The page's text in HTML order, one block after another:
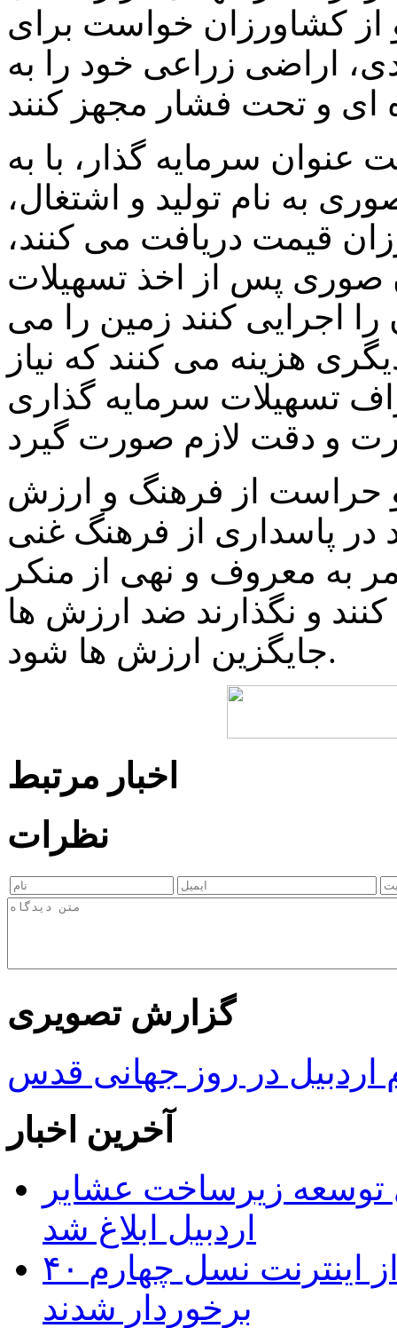
کشاورزان خواست برای
اراضی زراعی خود را به
عنوان سرمایه گذار، با به
به نام تولید و اشتغال،
قیمت دریافت می کنند،
صوری پس از اخذ تسهیلات
اجرایی کنند زمین را می
هزینه می کنند که نیاز
تسهیلات سرمایه گذاری
حراست از فرهنگ و ارزش
در پاسداری از فرهنگ غنی
به معروف و نهی از منکر
و نگذارند ضد ارزش ها
جایگزین ارزش ها شود.
اخبار مرتبط
نظرات
گزارش تصویری
در روز جهانی قدس
آخرین اخبار
برای توسعه زیرساخت عشایر
اردبیل ابلاغ شد
۴۰ روستای شهرستان گِرمی از اینترنت نسل چهارم
برخوردار شدند